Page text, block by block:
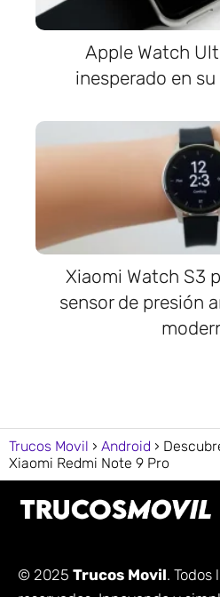
Apple Watch
inesperado en
Xiaomi Watch S3
sensor de presión
Trucos Movil Android
Xiaomi Redmi Note 9 Pro
© 2025 Trucos Movil. Todos